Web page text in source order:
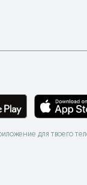
для твоего